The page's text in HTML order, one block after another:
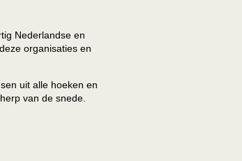
Nederlandse en
organisaties en
uit alle hoeken en
van de snede.